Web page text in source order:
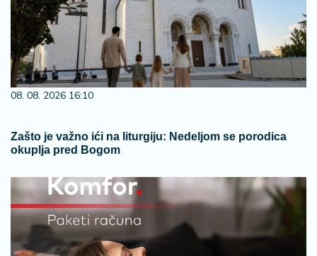
08. 08. 2026 16:10
Zašto je važno ići na liturgiju: Nedeljom se porodica
okuplja pred Bogom